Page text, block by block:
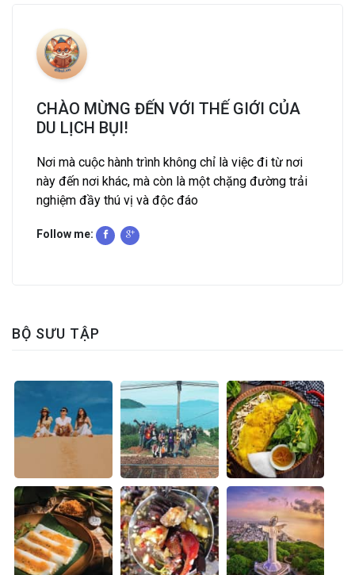
CHÀO MỪNG ĐẾN VỚI THẾ GIỚI CỦA
DU LỊCH BỤI!
Nơi mà cuộc hành trình không chỉ là việc đi từ nơi
này đến nơi khác, mà còn là một chặng đường trải
nghiệm đầy thú vị và độc đáo
Follow me:
BỘ SƯU TẬP